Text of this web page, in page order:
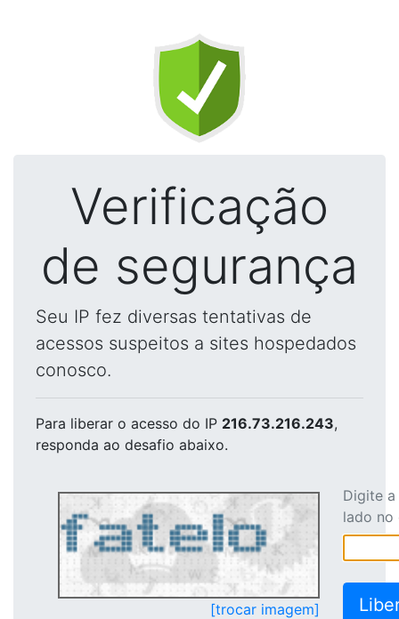
Verificação
de segurança
Seu IP fez diversas tentativas de
acessos suspeitos a sites hospedados
conosco.
Para liberar o acesso do IP 216.73.216.243,
responda ao desafio abaixo.
[trocar imagem]
Digite
lado no